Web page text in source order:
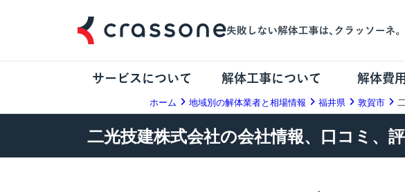
サービスについて 解体工事について 解体費
ホーム 地域別の解体業者と相場情報 福井県 敦賀市
二光技建株式会社の会社情報、口コミ、